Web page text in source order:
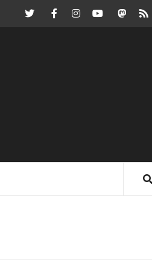
TwitterFacebookInstagramYoutube RSS